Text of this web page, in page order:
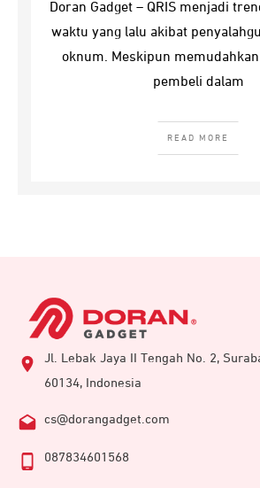
Doran Gadget – QRIS menjadi
waktu yang lalu akibat
oknum. Meskipun
pembeli dalam
READ MORE
Jl. Lebak Jaya II Tengah No. 2,
60134, Indonesia
cs@dorangadget.com
087834601568